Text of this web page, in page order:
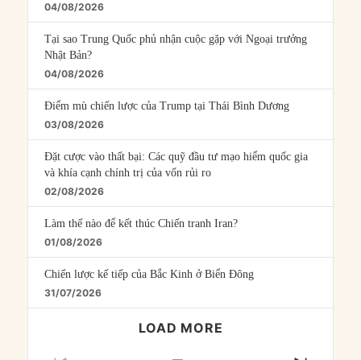
04/08/2026
Tại sao Trung Quốc phủ nhận cuộc gặp với Ngoại trưởng
Nhật Bản?
04/08/2026
Điểm mù chiến lược của Trump tại Thái Bình Dương
03/08/2026
Đặt cược vào thất bại: Các quỹ đầu tư mạo hiểm quốc gia
và khía cạnh chính trị của vốn rủi ro
02/08/2026
Làm thế nào để kết thúc Chiến tranh Iran?
01/08/2026
Chiến lược kế tiếp của Bắc Kinh ở Biển Đông
31/07/2026
LOAD MORE